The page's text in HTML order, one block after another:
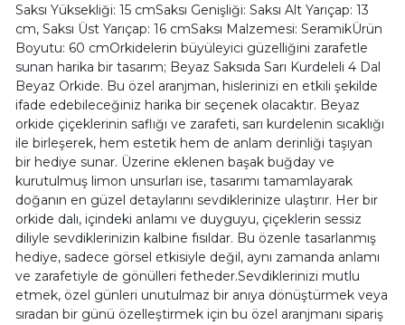
Saksı Yüksekliği: 15 cmSaksı Genişliği: Saksı Alt Yarıçap: 13
cm, Saksı Üst Yarıçap: 16 cmSaksı Malzemesi: SeramikÜrün
Boyutu: 60 cmOrkidelerin büyüleyici güzelliğini zarafetle
sunan harika bir tasarım; Beyaz Saksıda Sarı Kurdeleli 4 Dal
Beyaz Orkide. Bu özel aranjman, hislerinizi en etkili şekilde
ifade edebileceğiniz harika bir seçenek olacaktır. Beyaz
orkide çiçeklerinin saflığı ve zarafeti, sarı kurdelenin sıcaklığı
ile birleşerek, hem estetik hem de anlam derinliği taşıyan
bir hediye sunar. Üzerine eklenen başak buğday ve
kurutulmuş limon unsurları ise, tasarımı tamamlayarak
doğanın en güzel detaylarını sevdiklerinize ulaştırır. Her bir
orkide dalı, içindeki anlamı ve duyguyu, çiçeklerin sessiz
diliyle sevdiklerinizin kalbine fısıldar. Bu özenle tasarlanmış
hediye, sadece görsel etkisiyle değil, aynı zamanda anlamı
ve zarafetiyle de gönülleri fetheder.Sevdiklerinizi mutlu
etmek, özel günleri unutulmaz bir anıya dönüştürmek veya
sıradan bir günü özelleştirmek için bu özel aranjmanı sipariş